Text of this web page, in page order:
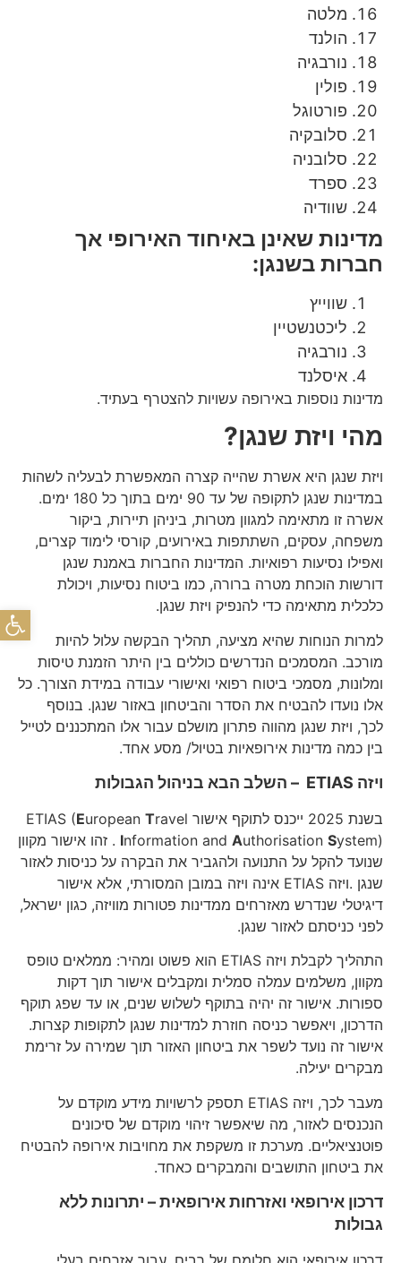
מלטה
הולנד
נורבגיה
פולין
פורטוגל
סלובקיה
סלובניה
ספרד
שוודיה
מדינות שאינן באיחוד האירופי אך
חברות בשנגן:
שווייץ
ליכטנשטיין
נורבגיה
איסלנד
מדינות נוספות באירופה עשויות להצטרף בעתיד.
מהי ויזת שנגן?
ויזת שנגן היא אשרת שהייה קצרה המאפשרת לבעליה לשהות
במדינות שנגן לתקופה של עד 90 ימים בתוך כל 180 ימים.
אשרה זו מתאימה למגוון מטרות, ביניהן תיירות, ביקור
משפחה, עסקים, השתתפות באירועים, קורסי לימוד קצרים,
ואפילו נסיעות רפואיות. המדינות החברות באמנת שנגן
דורשות הוכחת מטרה ברורה, כמו ביטוח נסיעות, ויכולת
כלכלית מתאימה כדי להנפיק ויזת שנגן.
למרות הנוחות שהיא מציעה, תהליך הבקשה עלול להיות
מורכב. המסמכים הנדרשים כוללים בין היתר הזמנת טיסות
ומלונות, מסמכי ביטוח רפואי ואישורי עבודה במידת הצורך. כל
אלו נועדו להבטיח את הסדר והביטחון באזור שנגן. בנוסף
לכך, ויזת שנגן מהווה פתרון מושלם עבור אלו המתכננים לטייל
בין כמה מדינות אירופאיות בטיול/ מסע אחד.
ויזה – השלב הבא בניהול הגבולות
בשנת 2025 ייכנס לתוקף אישור ETIAS ( European Travel
Information and Authorisation S
ystem) . זהו אישור מקוון
שנועד להקל על התנועה ולהגביר את הבקרה על כניסות לאזור
שנגן .ויזה ETIAS אינה ויזה במובן המסורתי, אלא אישור
דיגיטלי שנדרש מאזרחים ממדינות פטורות מוויזה, כגון ישראל,
לפני כניסתם לאזור שנגן.
התהליך לקבלת ויזה ETIAS הוא פשוט ומהיר: ממלאים טופס
מקוון, משלמים עמלה סמלית ומקבלים אישור תוך דקות
ספורות. אישור זה יהיה בתוקף לשלוש שנים, או עד שפג תוקף
הדרכון, ויאפשר כניסה חוזרת למדינות שנגן לתקופות קצרות.
אישור זה נועד לשפר את ביטחון האזור תוך שמירה על זרימת
מבקרים יעילה.
מעבר לכך, ויזה ETIAS תספק לרשויות מידע מוקדם על
הנכנסים לאזור, מה שיאפשר זיהוי מוקדם של סיכונים
פוטנציאליים. מערכת זו משקפת את מחויבות אירופה להבטיח
את ביטחון התושבים והמבקרים כאחד.
דרכון אירופאי ואזרחות אירופאית – יתרונות ללא
גבולות